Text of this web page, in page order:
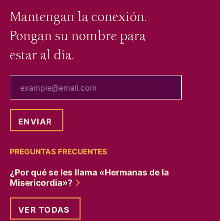
Mantengan la conexión.
Pongan su nombre para
estar al día.
PREGUNTAS FRECUENTES
¿Por qué se les llama «Hermanas de la
Misericordia»?
VER TODAS